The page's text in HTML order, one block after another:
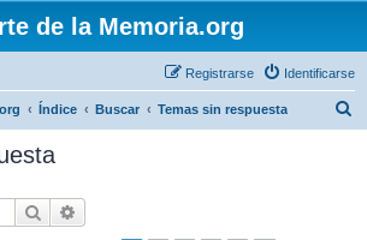
de la Memoria.org
Identificarse
Registrarse
Índice Buscar Temas sin respuesta
Buscar